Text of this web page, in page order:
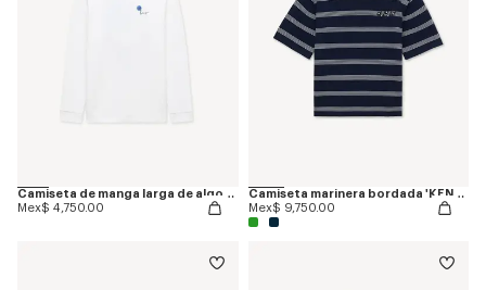
Camiseta de manga larga de algodón 'KENZO Tulip'
Mex$ 4,750.00
Camiseta marinera bordada 'KENZO Sounds' de algodón ligero
Mex$ 9,750.00